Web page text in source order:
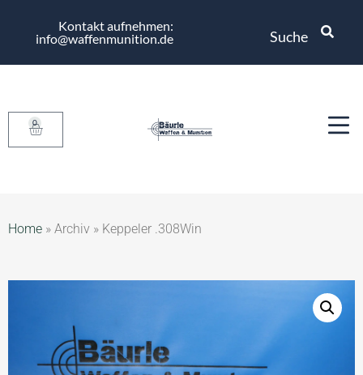
Kontakt aufnehmen:
info@waffenmunition.de
Suche
0
Home » Archiv » Keppeler .308Win